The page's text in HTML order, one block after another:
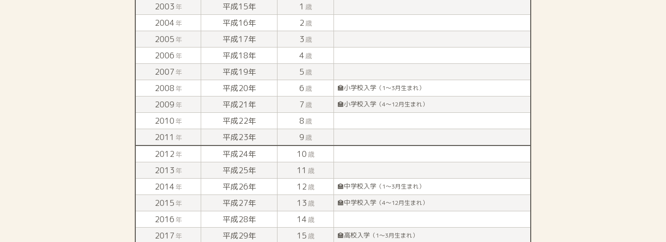
2003 年 平成15年 1 歳
2004 年 平成16年 2 歳
2005 年 平成17年 3 歳
2006 年 平成18年 4 歳
2007 年 平成19年 5 歳
2008 年 平成20年 6 歳 🏫小学校入学（1〜3月生まれ）
2009 年 平成21年 7 歳 🏫小学校入学（4〜12月生まれ）
2010 年 平成22年 8 歳
2011 年 平成23年 9 歳
2012 年 平成24年 10 歳
2013 年 平成25年 11 歳
2014 年 平成26年 12 歳 🏫中学校入学（1〜3月生まれ）
2015 年 平成27年 13 歳 🏫中学校入学（4〜12月生まれ）
2016 年 平成28年 14 歳
2017 年 平成29年 15 歳 🏫高校入学（1〜3月生まれ）